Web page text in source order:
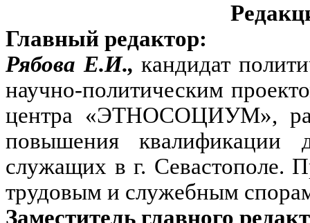
Главный редактор:
Рябова Е.И.,кандидат
научно-политическим
центра «ЭТНОСОЦИУМ»,
повышения квалификации
служащих в г. Севастополе.
трудовым и служебным
Заместитель главного